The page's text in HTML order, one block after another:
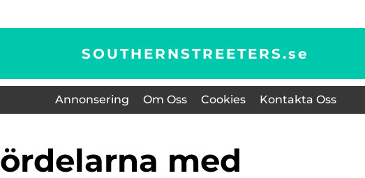
SOUTHERNSTREETERS.se
Annonsering Om Oss Cookies Kontakta Oss